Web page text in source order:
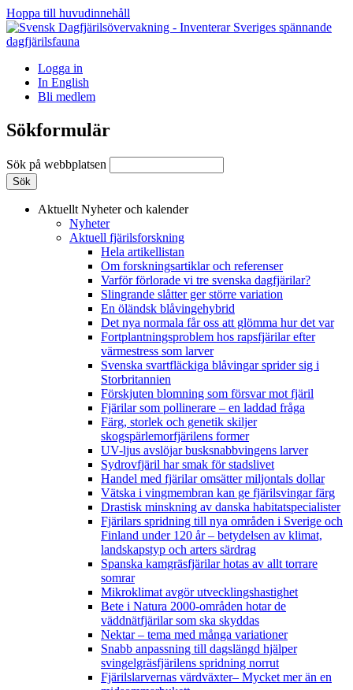
Hoppa till huvudinnehåll
Logga in
In English
Bli medlem
Sökformulär
Sök på webbplatsen
Aktuellt Nyheter och kalender
Nyheter
Aktuell fjärilsforskning
Hela artikellistan
Om forskningsartiklar och referenser
Varför förlorade vi tre svenska dagfjärilar?
Slingrande slåtter ger större variation
En öländsk blåvingehybrid
Det nya normala får oss att glömma hur det var
Fortplantningsproblem hos rapsfjärilar efter
värmestress som larver
Svenska svartfläckiga blåvingar sprider sig i
Storbritannien
Förskjuten blomning som försvar mot fjäril
Fjärilar som pollinerare – en laddad fråga
Färg, storlek och genetik skiljer
skogspärlemorfjärilens former
UV-ljus avslöjar busksnabbvingens larver
Sydrovfjäril har smak för stadslivet
Handel med fjärilar omsätter miljontals dollar
Vätska i vingmembran kan ge fjärilsvingar färg
Drastisk minskning av danska habitatspecialister
Fjärilars spridning till nya områden i Sverige och
Finland under 120 år– betydelsen av klimat,
landskapstyp och arters särdrag
Spanska kamgräsfjärilar hotas av allt torrare
somrar
Mikroklimat avgör utvecklingshastighet
Bete i Natura 2000-områden hotar de
väddnätfjärilar som ska skyddas
Nektar – tema med många variationer
Snabb anpassning till dagslängd hjälper
svingelgräsfjärilens spridning norrut
Fjärilslarvernas värdväxter– Mycket mer än en